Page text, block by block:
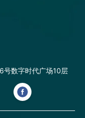
号数字时代广场10层